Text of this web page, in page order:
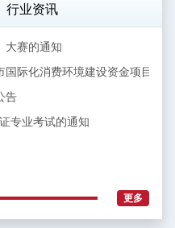
行业资讯
大赛的通知
国际化消费环境建设资金项目的
告
专业考试的通知
更多